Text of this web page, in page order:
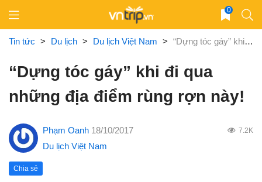
content
0
Tin tức > Du lịch > Du lịch Việt Nam > “Dựng tóc gáy” khi đi qua những địa điểm rùng rợn này!
“Dựng tóc gáy” khi đi qua
những địa điểm rùng rợn này!
Phạm Oanh 18/10/2017 7.2K
Du lịch Việt Nam
Chia sẻ